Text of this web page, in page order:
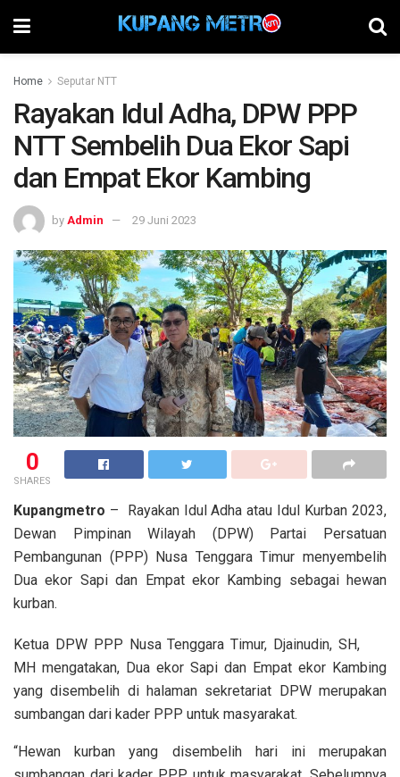
Home Seputar NTT
Rayakan Idul Adha, DPW PPP
NTT Sembelih Dua Ekor Sapi
dan Empat Ekor Kambing
by Admin 29 Juni 2023
0
SHARES
Kupangmetro – Rayakan Idul Adha atau Idul Kurban 2023,
Dewan Pimpinan Wilayah (DPW) Partai Persatuan
Pembangunan (PPP) Nusa Tenggara Timur menyembelih
Dua ekor Sapi dan Empat ekor Kambing sebagai hewan
kurban.
Ketua DPW PPP Nusa Tenggara Timur, Djainudin, SH,
MH mengatakan, Dua ekor Sapi dan Empat ekor Kambing
yang disembelih di halaman sekretariat DPW merupakan
sumbangan dari kader PPP untuk masyarakat.
“Hewan kurban yang disembelih hari ini merupakan